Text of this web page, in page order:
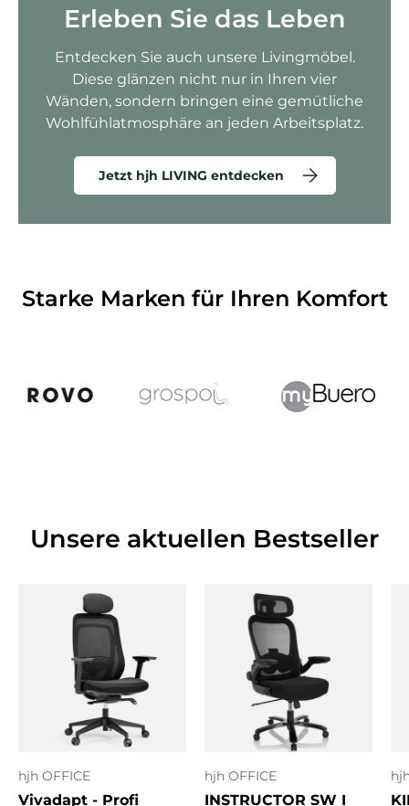
Erleben Sie das Leben
Entdecken Sie auch unsere Livingmöbel.
Diese glänzen nicht nur in Ihren vier
Wänden, sondern bringen eine gemütliche
Wohlfühlatmosphäre an jeden Arbeitsplatz.
Jetzt hjh LIVING entdecken
Starke Marken für Ihren Komfort
Unsere aktuellen Bestseller
hjh OFFICE
Vivadapt - Profi
hjh OFFICE
INSTRUCTOR SW I